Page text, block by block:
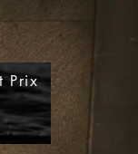
Prix